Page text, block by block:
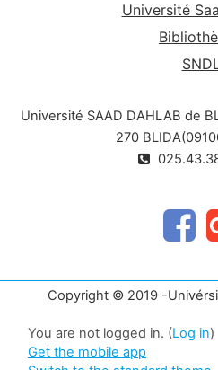
Université
Université SAAD DAHLAB de
270
Copyright © 2019 -
You are not logged in. (Log in)
Get the mobile app